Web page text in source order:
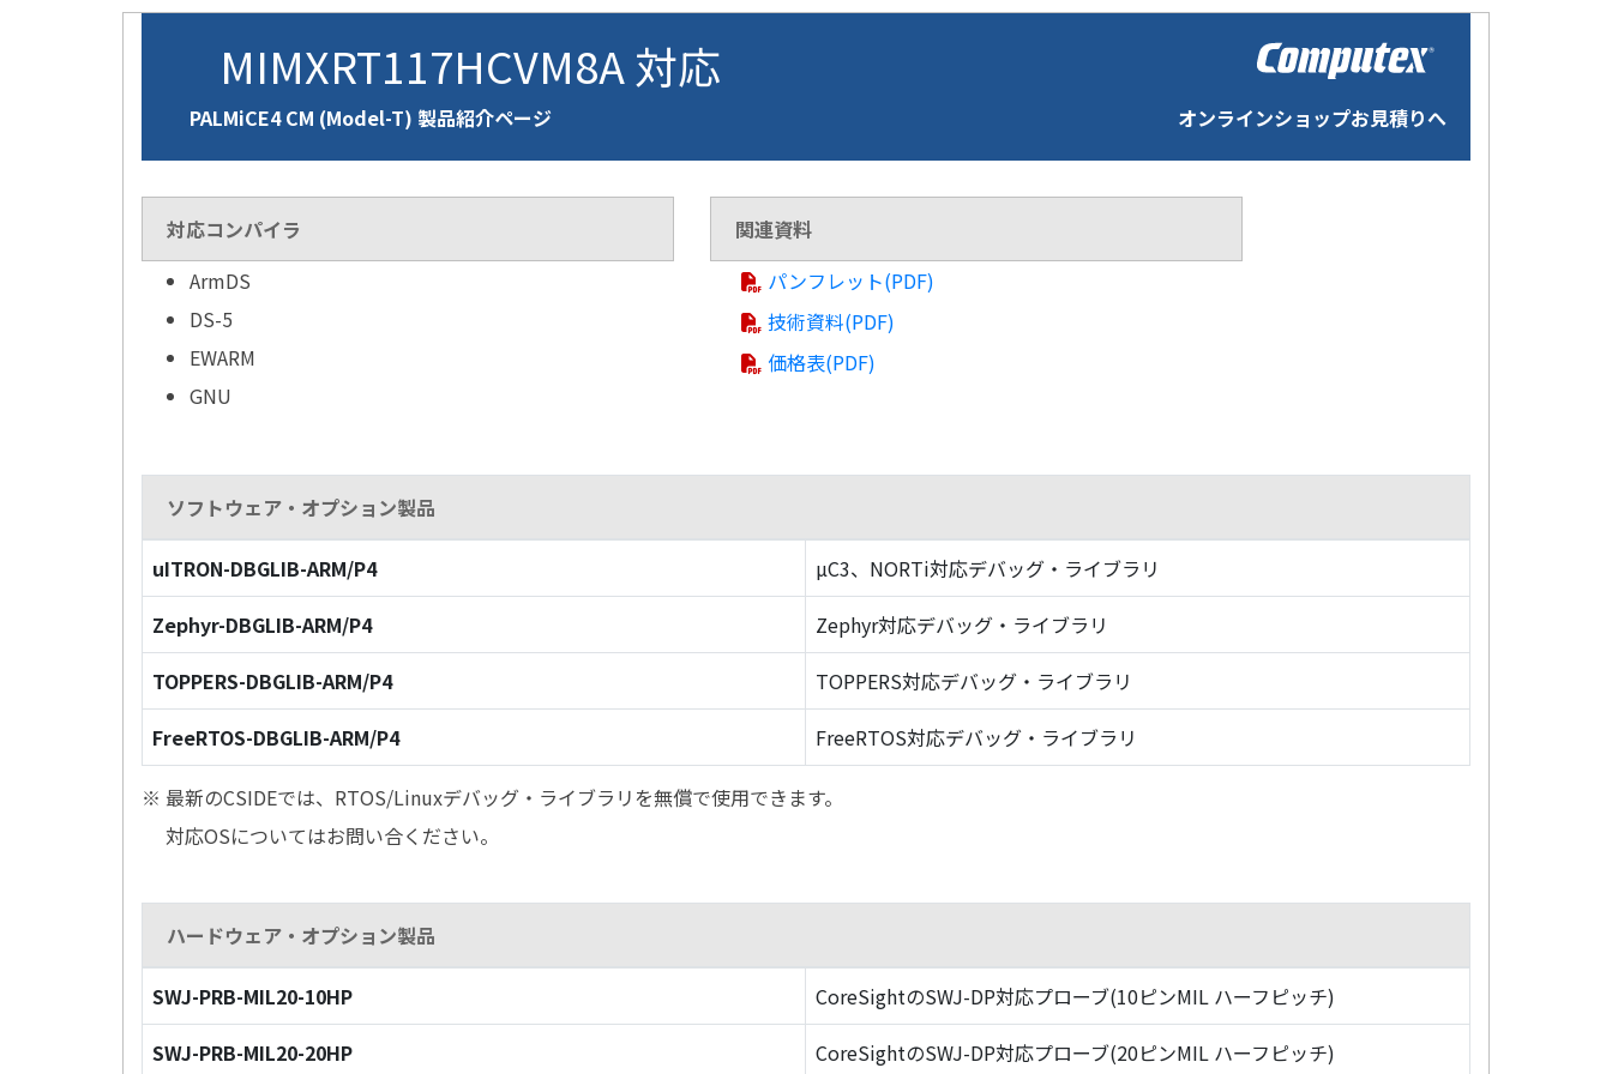
MIMXRT117HCVM8A 対応
PALMiCE4 CM (Model-T) 製品紹介ページ オンラインショップお見積りへ
対応コンパイラ
ArmDS
DS-5
EWARM
GNU
関連資料
パンフレット(PDF)
技術資料(PDF)
価格表(PDF)
ソフトウェア・オプション製品
uITRON-DBGLIB-ARM/P4
µC3、NORTi対応デバッグ・ライブラリ
Zephyr-DBGLIB-ARM/P4
Zephyr対応デバッグ・ライブラリ
TOPPERS-DBGLIB-ARM/P4
TOPPERS対応デバッグ・ライブラリ
FreeRTOS-DBGLIB-ARM/P4
FreeRTOS対応デバッグ・ライブラリ
※ 最新のCSIDEでは、RTOS/Linuxデバッグ・ライブラリを無償で使用できます。
対応OSについてはお問い合ください。
ハードウェア・オプション製品
SWJ-PRB-MIL20-10HP
CoreSightのSWJ-DP対応プローブ(10ピンMIL ハーフピッチ)
SWJ-PRB-MIL20-20HP
CoreSightのSWJ-DP対応プローブ(20ピンMIL ハーフピッチ)